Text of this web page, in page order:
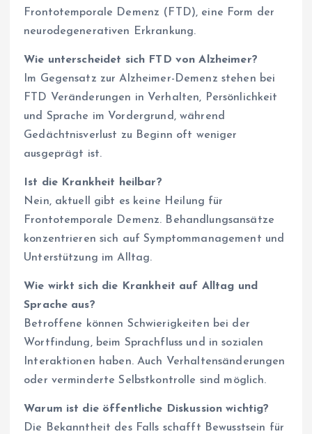
Frontotemporale Demenz (FTD), eine Form der
neurodegenerativen Erkrankung.
Wie unterscheidet sich FTD von Alzheimer?
Im Gegensatz zur Alzheimer-Demenz stehen bei
FTD Veränderungen in Verhalten, Persönlichkeit
und Sprache im Vordergrund, während
Gedächtnisverlust zu Beginn oft weniger
ausgeprägt ist.
Ist die Krankheit heilbar?
Nein, aktuell gibt es keine Heilung für
Frontotemporale Demenz. Behandlungsansätze
konzentrieren sich auf Symptommanagement und
Unterstützung im Alltag.
Wie wirkt sich die Krankheit auf Alltag und
Sprache aus?
Betroffene können Schwierigkeiten bei der
Wortfindung, beim Sprachfluss und in sozialen
Interaktionen haben. Auch Verhaltensänderungen
oder verminderte Selbstkontrolle sind möglich.
Warum ist die öffentliche Diskussion wichtig?
Die Bekanntheit des Falls schafft Bewusstsein für